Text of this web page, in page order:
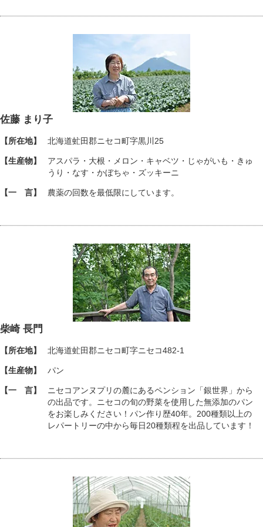
佐藤 まり子
【所在地】 北海道虻田郡ニセコ町字黒川25
【生産物】
アスパラ・大根・メロン・キャベツ・じゃがいも・きゅ
うり・なす・かぼちゃ・ズッキーニ
【一 言】 農薬の回数を最低限にしています。
柴崎 長門
【所在地】 北海道虻田郡ニセコ町字ニセコ482-1
【生産物】 パン
【一 言】
ニセコアンヌプリの麓にあるペンション「銀世界」から
の出品です。ニセコの旬の野菜を使用した無添加のパン
をお楽しみください！パン作り歴40年。200種類以上の
レパートリーの中から毎日20種類程を出品しています！